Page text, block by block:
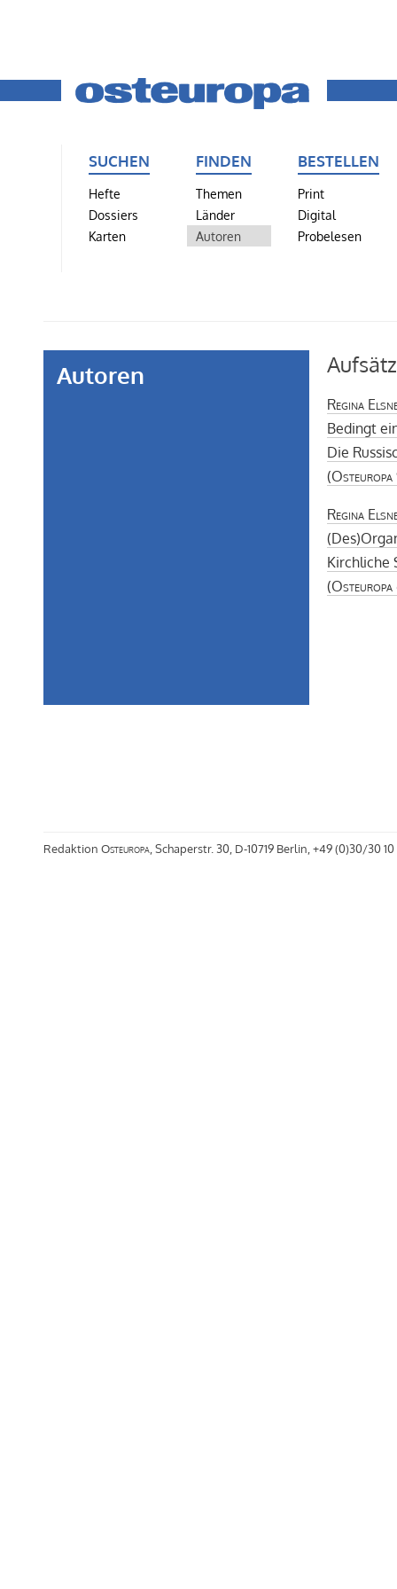
SUCHEN
Hefte
Dossiers
Karten
FINDEN
Themen
Länder
Autoren
BESTELLEN
Print
Digital
Probelesen
Autoren
Regina
Bedingt
Die
(Osteuropa
Regina
Kirchliche
(Osteuropa
Redaktion Osteuropa, Schaperstr. 30, D-10719 Berlin, +49 (0)30/30